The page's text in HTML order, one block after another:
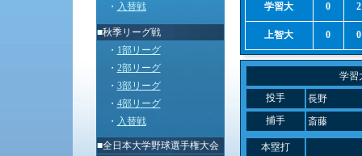
・ 入替戦
■秋季リーグ戦
・ 1部リーグ
・ 2部リーグ
・ 3部リーグ
・ 4部リーグ
・ 入替戦
■全日本大学野球選手権大会
学習大 0 2
上智大 0 0
学習
投手
長野
捕手
斎藤
本塁打